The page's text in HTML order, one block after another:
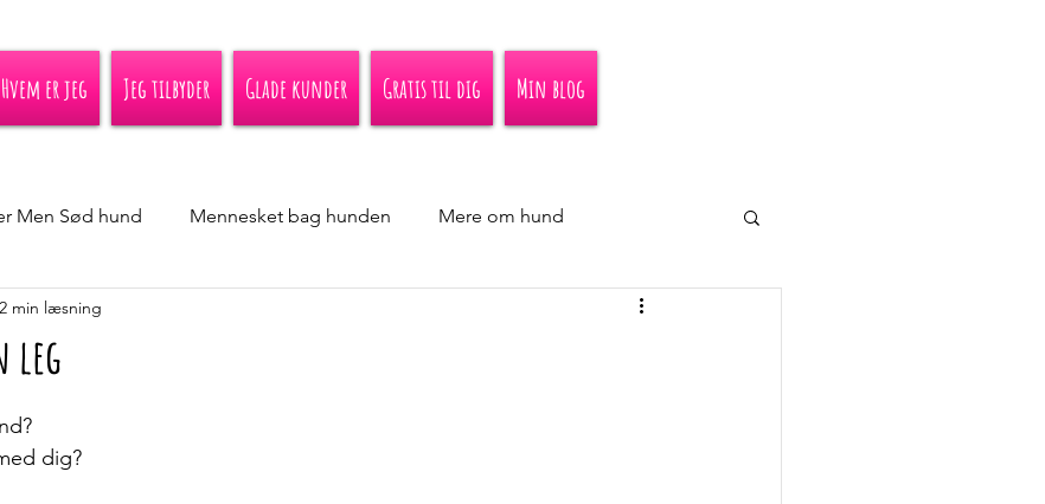
Hvem er jeg Jeg tilbyder Glade kunder Gratis til dig Min blog
Men Sød hund Mennesket bag hunden Mere om hund
leg
2 min læsning
dig?